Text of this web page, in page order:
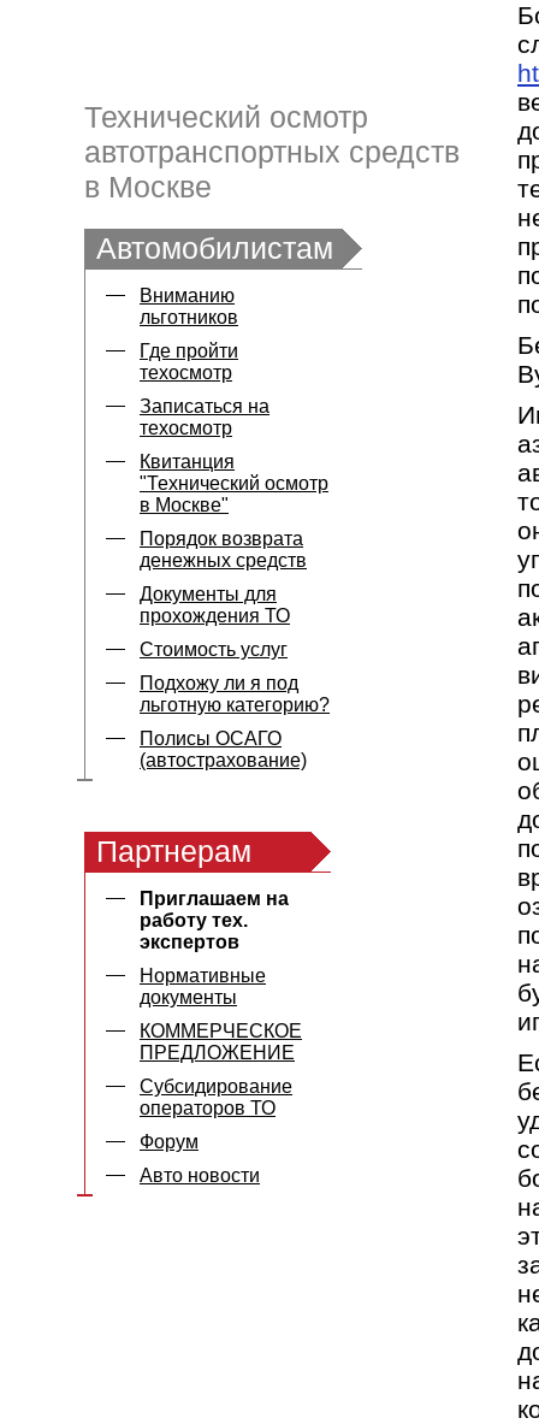
Технический осмотр
автотранспортных средств
в Москве
Автомобилистам
Вниманию
льготников
Где пройти
техосмотр
Записаться на
техосмотр
Квитанция
"Технический осмотр
в Москве"
Порядок возврата
денежных средств
Документы для
прохождения ТО
Стоимость услуг
Подхожу ли я под
льготную категорию?
Полисы ОСАГО
(автострахование)
Партнерам
Приглашаем на
работу тех.
экспертов
Нормативные
документы
КОММЕРЧЕСКОЕ
ПРЕДЛОЖЕНИЕ
Субсидирование
операторов ТО
Форум
Авто новости